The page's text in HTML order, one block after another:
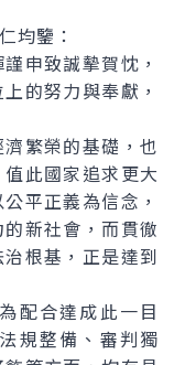
均鑒：
申致誠摰賀忱，
的努力與奉獻，
繁榮的基礎，也
此國家追求更大
平正義為信念，
新社會，而貫徹
根基，正是達到
合達成此一目
規整備、審判獨